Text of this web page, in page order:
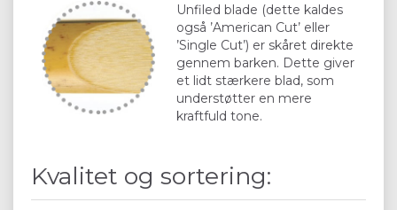
Unfiled blade (dette kaldes
også ’American Cut’ eller
’Single Cut’) er skåret direkte
gennem barken. Dette giver
et lidt stærkere blad, som
understøtter en mere
kraftfuld tone.
Kvalitet og sortering: